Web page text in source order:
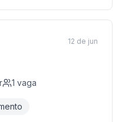
1 vaga
12 de jun